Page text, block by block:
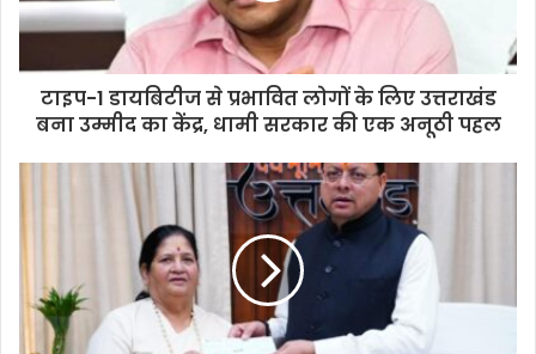
टाइप-1 डायबिटीज से प्रभावित लोगों के लिए उत्तराखंड
बना उम्मीद का केंद्र, धामी सरकार की एक अनूठी पहल